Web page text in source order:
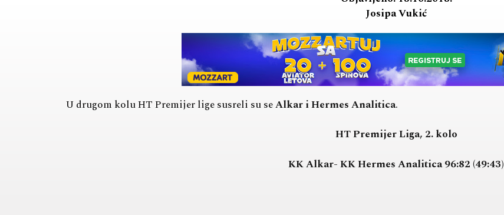
Josipa Vukić
U drugom kolu HT Premijer lige susreli su seAlkar i Hermes Analitica.
HT Premijer Liga, 2. kolo
KK Alkar- KK Hermes Analitica 96:82 (49:43)